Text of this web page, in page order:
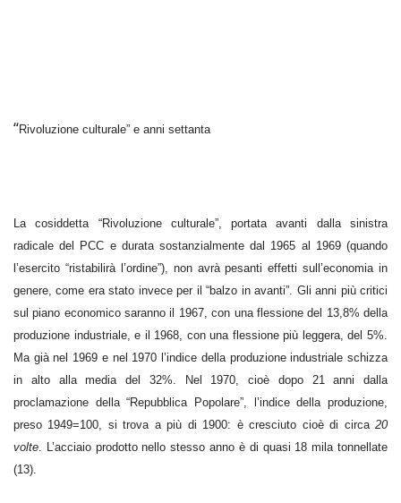
“Rivoluzione culturale” e anni settanta
La cosiddetta “Rivoluzione culturale”, portata avanti dalla sinistra
radicale del PCC e durata sostanzialmente dal 1965 al 1969 (quando
l’esercito “ristabilirà l’ordine”), non avrà pesanti effetti sull’economia in
genere, come era stato invece per il “balzo in avanti”. Gli anni più critici
sul piano economico saranno il 1967, con una flessione del 13,8% della
produzione industriale, e il 1968, con una flessione più leggera, del 5%.
Ma già nel 1969 e nel 1970 l’indice della produzione industriale schizza
in alto alla media del 32%. Nel 1970, cioè dopo 21 anni dalla
proclamazione della “Repubblica Popolare”, l’indice della produzione,
preso 1949=100, si trova a più di 1900: è cresciuto cioè di circa 20
volte. L’acciaio prodotto nello stesso anno è di quasi 18 mila tonnellate
(13).